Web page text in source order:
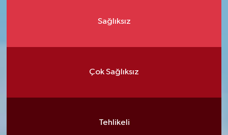
Sağlıksız
Çok Sağlıksız
Tehlikeli